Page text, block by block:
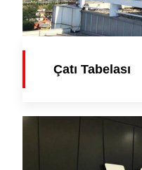
Çatı Tabelası